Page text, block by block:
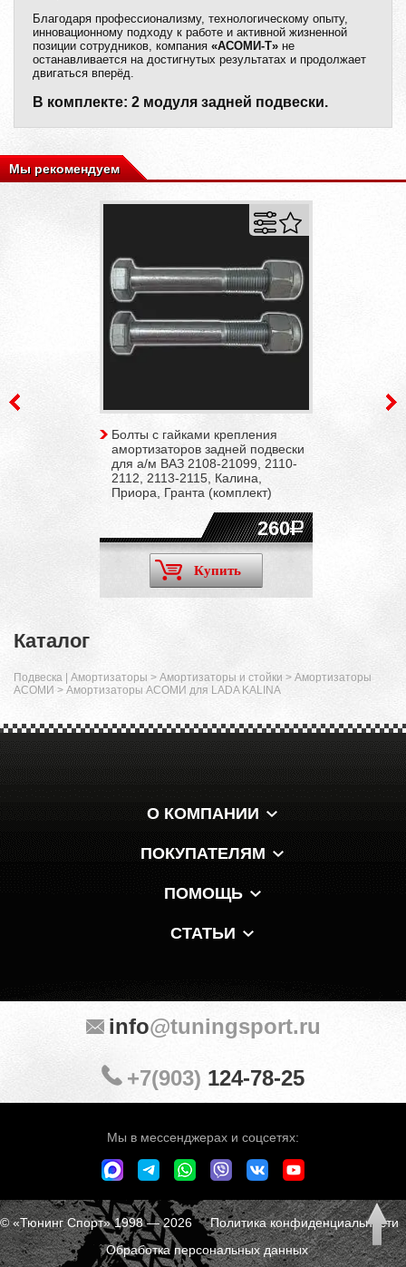
Благодаря профессионализму, технологическому опыту,
инновационному подходу к работе и активной жизненной
позиции сотрудников, компания «АСОМИ-Т» не
останавливается на достигнутых результатах и продолжает
двигаться вперёд.
В комплекте: 2 модуля задней подвески.
Мы рекомендуем
Болты с гайками крепления
амортизаторов задней подвески
для а/м ВАЗ 2108-21099, 2110-
2112, 2113-2115, Калина,
Приора, Гранта (комплект)
260
Купить
Каталог
Подвеска | Амортизаторы > Амортизаторы и стойки > Амортизаторы
АСОМИ > Амортизаторы АСОМИ для LADA KALINA
О КОМПАНИИ
ПОКУПАТЕЛЯМ
ПОМОЩЬ
СТАТЬИ
Мы в мессенджерах и соцсетях:
info@tuningsport.ru
+7(903) 124-78-25
© «Тюнинг Спорт» 1998 — 2026Политика конфиденциальности
Обработка персональных данных